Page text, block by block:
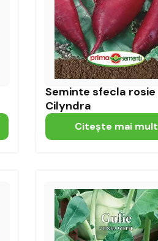
Seminte sfecla rosie
Cilyndra
Citeşte mai mult